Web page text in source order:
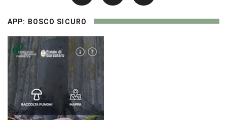
APP: BOSCO SICURO